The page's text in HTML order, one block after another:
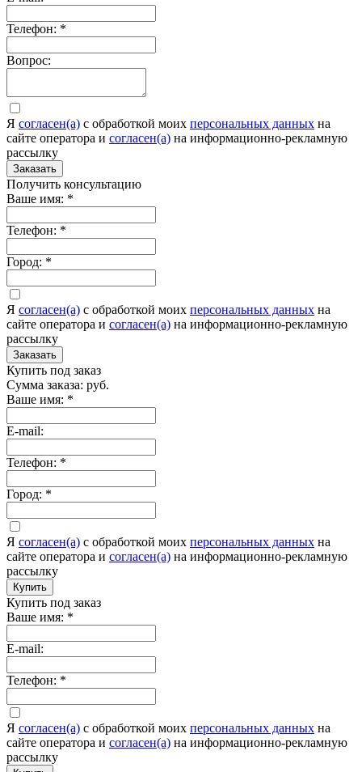
Телефон: *
Вопрос:
Я согласен(а) c обработкой моих персональных данных на
сайте оператора и согласен(а) на информационно-рекламную
рассылку
Заказать
Получить консультацию
Ваше имя: *
Телефон: *
Город: *
Я согласен(а) c обработкой моих персональных данных на
сайте оператора и согласен(а) на информационно-рекламную
рассылку
Заказать
Купить под заказ
Сумма заказа: руб.
Ваше имя: *
E-mail:
Телефон: *
Город: *
Я согласен(а) c обработкой моих персональных данных на
сайте оператора и согласен(а) на информационно-рекламную
рассылку
Купить
Купить под заказ
Ваше имя: *
E-mail:
Телефон: *
Я согласен(а) c обработкой моих персональных данных на
сайте оператора и согласен(а) на информационно-рекламную
рассылку